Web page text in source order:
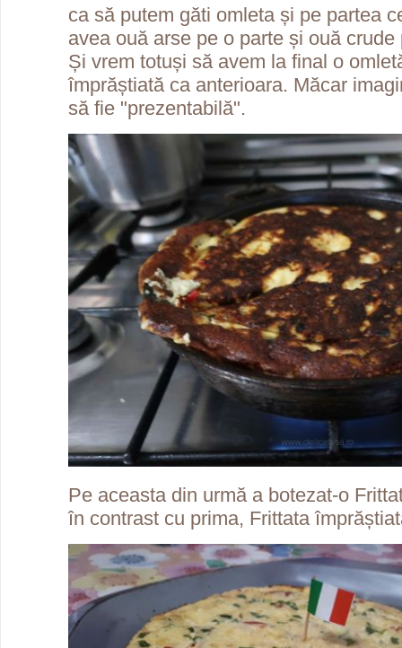
ca să putem găti omleta și pe partea
avea ouă arse pe o parte și ouă
Și vrem totuși să avem la final o
împrăștiată ca anterioara. Măcar
să fie "prezentabilă".
Pe aceasta din urmă a botezat-o
în contrast cu prima, Frittata